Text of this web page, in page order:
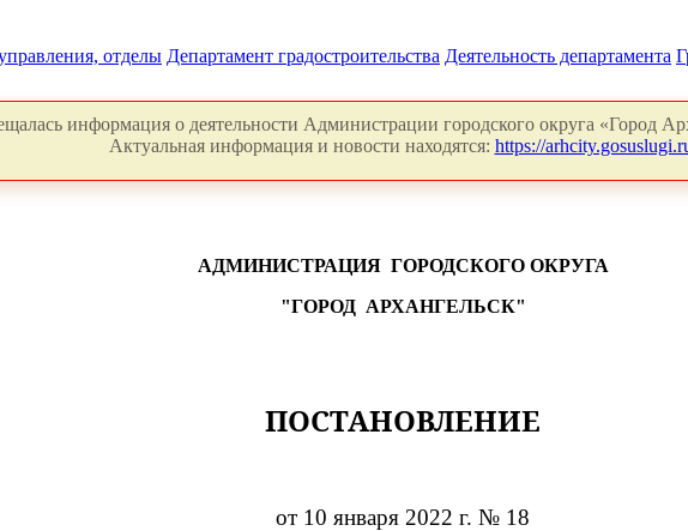
отделы Департамент градостроительства Деятельность департамента
информация о деятельности Администрации городского округа «Город
Актуальная информация и новости находятся: https://
АДМИНИСТРАЦИЯ ГОРОДСКОГО ОКРУГА
"ГОРОД АРХАНГЕЛЬСК"
ПОСТАНОВЛЕНИЕ
от 10 января 2022 г. № 18